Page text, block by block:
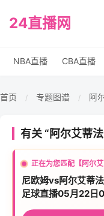
24直播网
NBA直播 CBA直播
首页 / 专题图谱 / 阿
有关 “阿尔艾蒂
正在为您匹配【阿尔
尼欧姆vs阿尔艾蒂
足球直播05月22日